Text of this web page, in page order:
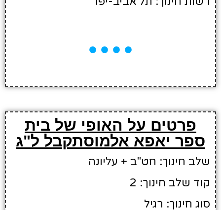
פרטים על האופי של בית
ספר יאפא אלמוסתקבל ל"ג
שלב חינוך: חט"ב + עליונה
קוד שלב חינוך: 2
סוג חינוך: רגיל